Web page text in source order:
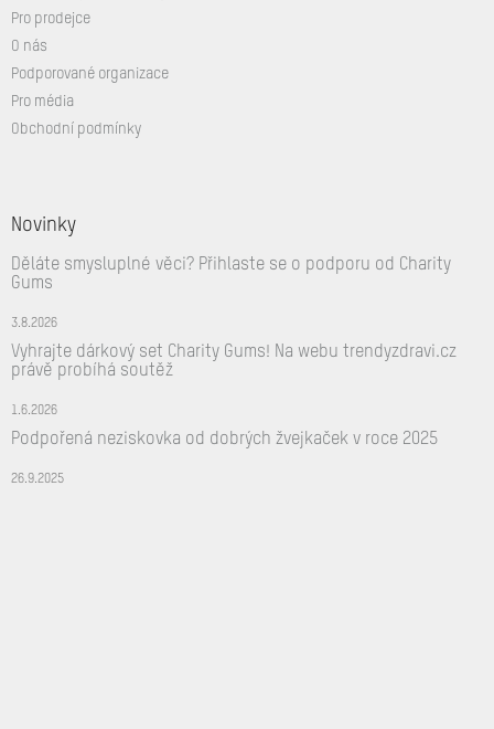
Pro prodejce
O nás
Podporované organizace
Pro média
Obchodní podmínky
Novinky
Děláte smysluplné věci? Přihlaste se o podporu od Charity
Gums
3.8.2026
Vyhrajte dárkový set Charity Gums! Na webu trendyzdravi.cz
právě probíhá soutěž
1.6.2026
Podpořená neziskovka od dobrých žvejkaček v roce 2025
26.9.2025